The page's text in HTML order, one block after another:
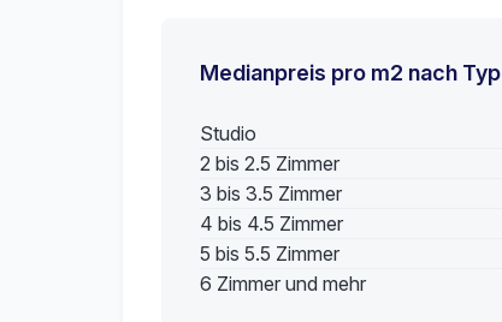
Medianpreis pro m2 nach Typ
Studio
2 bis 2.5 Zimmer
3 bis 3.5 Zimmer
4 bis 4.5 Zimmer
5 bis 5.5 Zimmer
6 Zimmer und mehr